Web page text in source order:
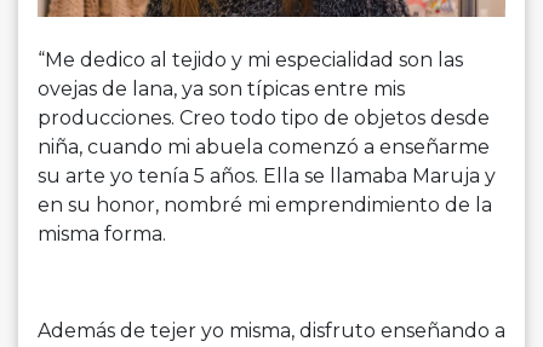
“Me dedico al tejido y mi especialidad son las
ovejas de lana, ya son típicas entre mis
producciones. Creo todo tipo de objetos desde
niña, cuando mi abuela comenzó a enseñarme
su arte yo tenía 5 años. Ella se llamaba Maruja y
en su honor, nombré mi emprendimiento de la
misma forma.
Además de tejer yo misma, disfruto enseñando a